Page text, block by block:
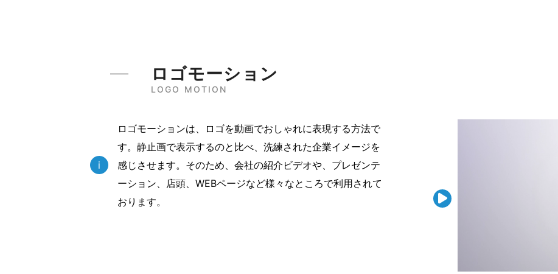
LOGO MOTION
ロゴモーション
i
ロゴモーションは、ロゴを動画でおしゃれに表現する方法で
す。静止画で表示するのと比べ、洗練された企業イメージを
感じさせます。そのため、会社の紹介ビデオや、プレゼンテ
ーション、店頭、WEBページなど様々なところで利用されて
おります。
